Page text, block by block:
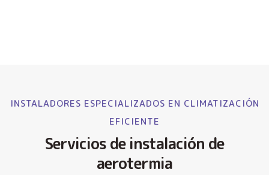
INSTALADORES ESPECIALIZADOS EN CLIMATIZACIÓN
EFICIENTE
Servicios de instalación de
aerotermia